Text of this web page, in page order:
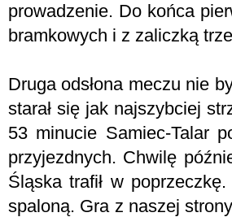
prowadzenie. Do końca
bramkowych i z zaliczką
Druga odsłona meczu nie
starał się jak najszybciej
53 minucie Samiec-Talar
przyjezdnych. Chwilę
Śląska trafił w
spaloną. Gra z naszej